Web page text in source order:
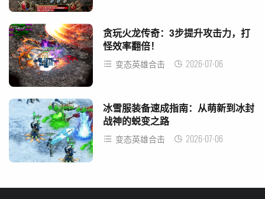
贪玩火龙传奇：3步提升攻击力，打
怪效率翻倍！
变态英雄合击 2026-07-06
冰雪服装备速成指南：从萌新到冰封
战神的蜕变之路
变态英雄合击 2026-07-06